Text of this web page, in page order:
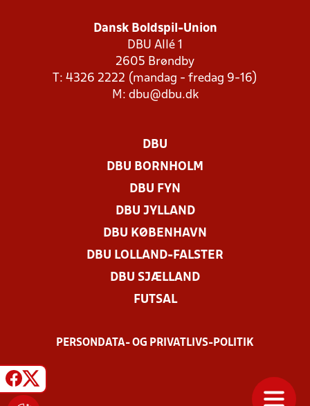
Dansk Boldspil-Union
DBU Allé 1
2605 Brøndby
T: 4326 2222 (mandag - fredag 9-16)
M: dbu@dbu.dk
DBU
DBU BORNHOLM
DBU FYN
DBU JYLLAND
DBU KØBENHAVN
DBU LOLLAND-FALSTER
DBU SJÆLLAND
FUTSAL
PERSONDATA- OG PRIVATLIVS-POLITIK